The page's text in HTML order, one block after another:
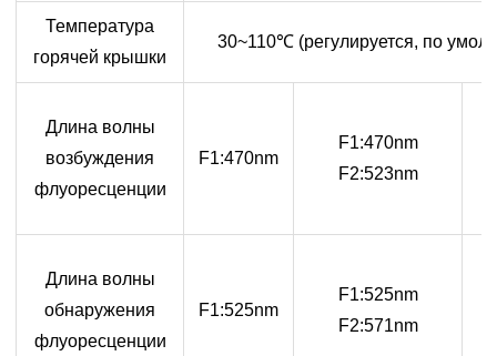
Температура
горячей крышки
30~110℃(регулируется, по
Длина волны
возбуждения
флуоресценции
F1:470nm
F1:470nm
F2:523nm
Длина волны
обнаружения
флуоресценции
F1:525nm
F1:525nm
F2:571nm